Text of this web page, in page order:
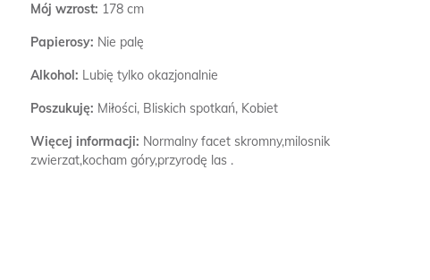
Mój wzrost: 178 cm
Papierosy: Nie palę
Alkohol: Lubię tylko okazjonalnie
Poszukuję: Miłości, Bliskich spotkań, Kobiet
Więcej informacji: Normalny facet skromny,milosnik
zwierzat,kocham góry,przyrodę las .